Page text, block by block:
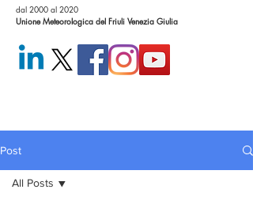
dal 2000 al 2020
Unione Meteorologica del Friuli Venezia Giulia
Post
All Posts